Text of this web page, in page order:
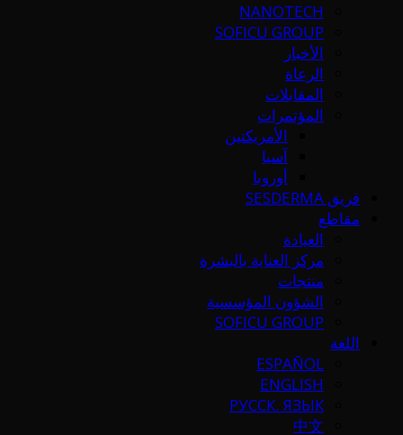
NANOTECH
SOFICU GROUP
الأخبار
الرعاة
المقابلات
المؤتمرات
الأمريكتين
آسيا
أوروبا
فريق SESDERMA
مقاطع
العيادة
مركز العناية بالبشرة
منتجات
الشؤون المؤسسية
SOFICU GROUP
اللغة
ESPAÑOL
ENGLISH
РУССК. ЯЗЫК
中文